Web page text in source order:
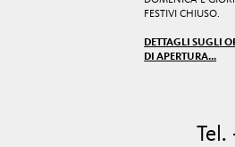
FESTIVI CHIUSO.
DETTAGLI SUGLI
DI APERTURA...
Tel.